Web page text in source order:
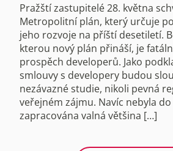
Pražští zastupitelé 28. května
Metropolitní plán, který určuje
jeho rozvoje na příští desetiletí.
kterou nový plán přináší, je
prospěch developerů. Jako
smlouvy s developery budou
nezávazné studie, nikoli pevná
veřejném zájmu. Navíc nebyla
zapracována valná většina […]